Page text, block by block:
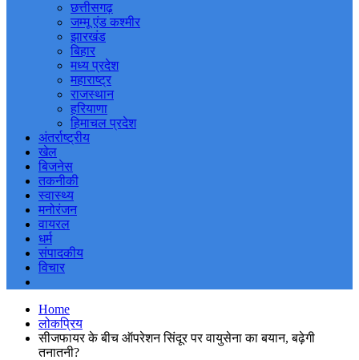
छत्तीसगढ़
जम्मू एंड कश्मीर
झारखंड
बिहार
मध्य प्रदेश
महाराष्ट्र
राजस्थान
हरियाणा
हिमाचल प्रदेश
अंतर्राष्ट्रीय
खेल
बिजनेस
तकनीकी
स्वास्थ्य
मनोरंजन
वायरल
धर्म
संपादकीय
विचार
Home
लोकप्रिय
सीजफायर के बीच ऑपरेशन सिंदूर पर वायुसेना का बयान, बढ़ेगी
तनातनी?